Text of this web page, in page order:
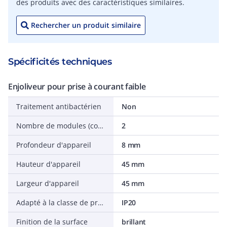
des produits avec des caractéristiques similaires.
Rechercher un produit similaire
Spécificités techniques
Enjoliveur pour prise à courant faible
Traitement antibactérien
Non
Nombre de modules (construction modulaire)
2
Profondeur d'appareil
8 mm
Hauteur d'appareil
45 mm
Largeur d'appareil
45 mm
Adapté à la classe de protection (IP)
IP20
Finition de la surface
brillant